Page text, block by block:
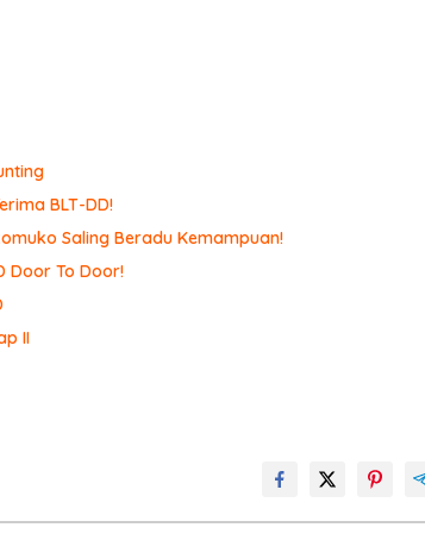
BLT-DD!
Saling Beradu Kemampuan!
Door To Door!
II